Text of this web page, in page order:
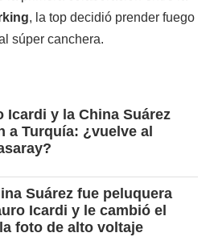
, la top decidió prender fuego
súper canchera.
Icardi y la China Suárez
a Turquía: ¿vuelve al
Suárez fue peluquera
Icardi y le cambió el
foto de alto voltaje